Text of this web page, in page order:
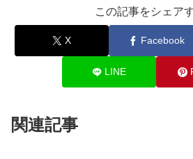
この記事をシェア
X Facebook
LINE
関連記事